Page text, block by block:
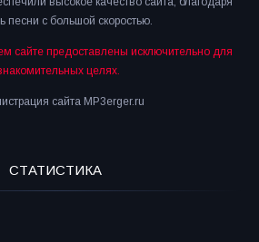
песни с большой скоростью.
сайте предоставлены исключительно для
целях.
сайта MP3erger.ru
СТАТИСТИКА